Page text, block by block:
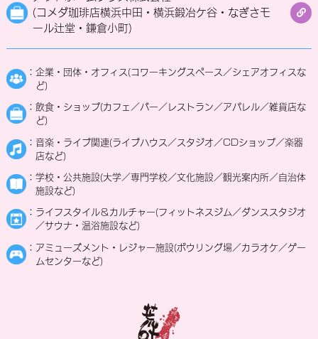
(コメダ珈琲店横浜中田・横浜鍛冶ケ谷・なぎさモ
ール辻堂・鎌倉小町)
：企業・団体・オフィス(コワーキングスペース／シェアオフィスな
ど)
：飲食・ショップ(カフェ／バー／レストラン／アパレル／雑貨店な
ど)
：音楽・ライブ関連(ライブハウス／スタジオ／CDショップ／楽器
店など)
：学校・公共施設(大学／専門学校／文化施設／観光案内所／自治体
施設など)
：ライフスタイル＆カルチャー(フィットネスジム／ダンススタジオ
／サウナ・温浴施設など)
：アミューズメント・レジャー施設(ボウリング場／カラオケ／ゲー
ムセンターなど)